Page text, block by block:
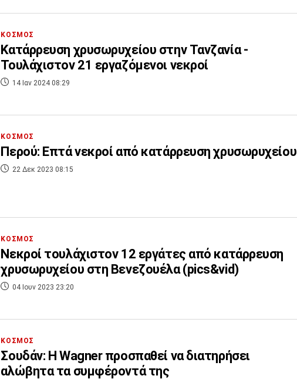
ΚΟΣΜΟΣ
Κατάρρευση χρυσωρυχείου στην Τανζανία -
Τουλάχιστον 21 εργαζόμενοι νεκροί
14 Ιαν 2024 08:29
ΚΟΣΜΟΣ
Περού: Επτά νεκροί από κατάρρευση χρυσωρυχείου
22 Δεκ 2023 08:15
ΚΟΣΜΟΣ
Νεκροί τουλάχιστον 12 εργάτες από κατάρρευση
χρυσωρυχείου στη Βενεζουέλα (pics&vid)
04 Ιουν 2023 23:20
ΚΟΣΜΟΣ
Σουδάν: Η Wagner προσπαθεί να διατηρήσει
αλώβητα τα συμφέροντά της